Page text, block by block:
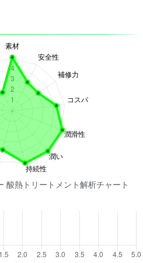
酸熱トリートメント解析チャート